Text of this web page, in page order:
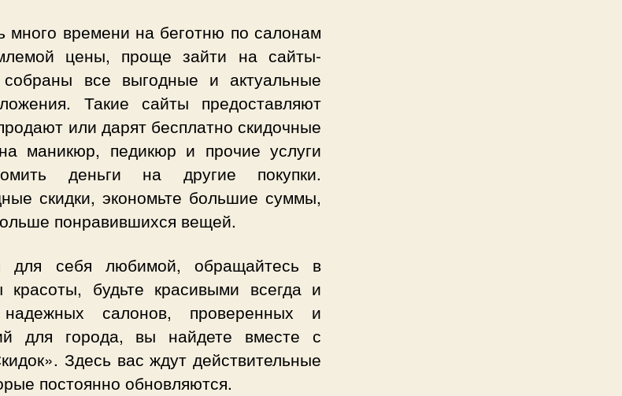
много времени на беготню по салонам
цены, проще зайти на сайты-
собраны все выгодные и актуальные
Такие сайты предоставляют
или дарят бесплатно скидочные
маникюр, педикюр и прочие услуги
деньги на другие покупки.
скидки, экономьте большие суммы,
понравившихся вещей.
для себя любимой, обращайтесь в
будьте красивыми всегда и
салонов, проверенных и
для города, вы найдете вместе с
Здесь вас ждут действительные
постоянно обновляются.